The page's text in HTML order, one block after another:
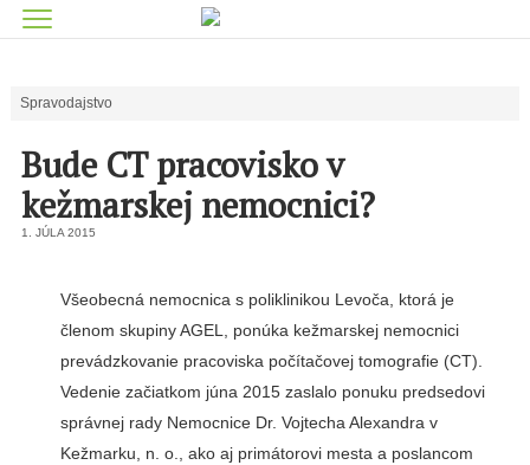
Spravodajstvo
Bude CT pracovisko v
kežmarskej nemocnici?
1. JÚLA 2015
Všeobecná nemocnica s poliklinikou Levoča, ktorá je
členom skupiny AGEL, po­núka kežmarskej nemocnici
prevádzkovanie pracoviska počítačovej tomografie (CT).
Vedenie začiatkom júna 2015 zaslalo ponuku predsedo­vi
správnej rady Nemocni­ce Dr. Vojtecha Alexandra v
Kežmarku, n. o., ako aj primátorovi mesta a poslan­com